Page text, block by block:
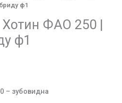
ф1
ФАО 250 |
ф1
– зубовидна